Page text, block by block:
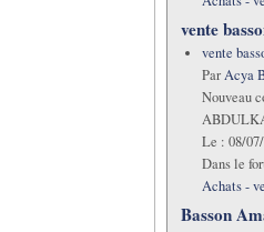
vente
vente
ParAcya
Nouveau
Le : 08/
Dans le
Achats -
Basson